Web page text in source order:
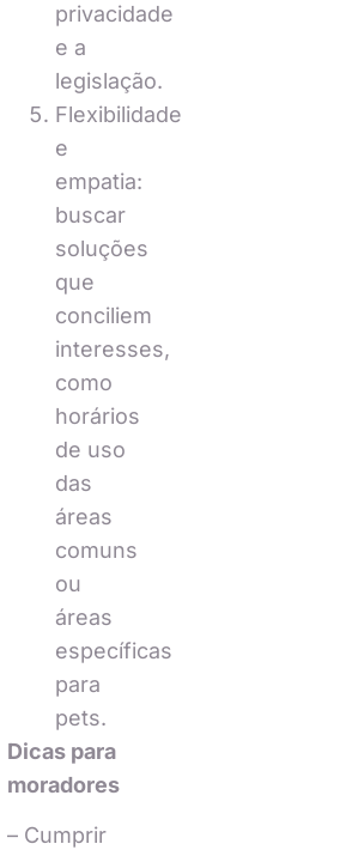
privacidade
e a
legislação.
Flexibilidade
e
empatia:
buscar
soluções
que
conciliem
interesses,
como
horários
de uso
das
áreas
comuns
ou
áreas
específicas
para
pets.
Dicas para
moradores
– Cumprir